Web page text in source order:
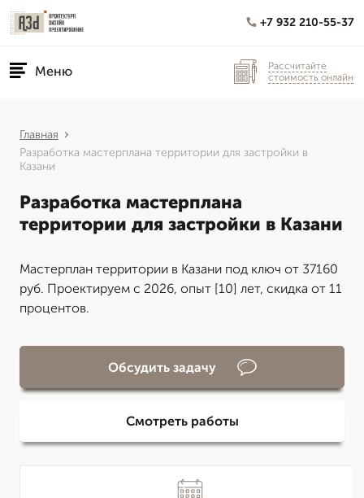
+7 932 210-55-37
Меню
Рассчитайте
стоимость онлайн
Главная
Разработка мастерплана территории для застройки в
Казани
Разработка мастерплана
территории для застройки в Казани
Мастерплан территории в Казани под ключ от 37160
руб. Проектируем с 2026, опыт [10] лет, скидка от 11
процентов.
Обсудить задачу
Смотреть работы